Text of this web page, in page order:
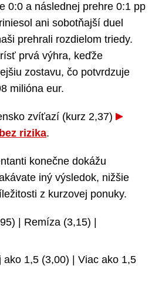
0:0 a následnej prehre 0:1 pp
ani sobotňajší duel
prehrali rozdielom triedy.
prvá výhra, keďže
zostavu, čo potvrdzuje
milióna eur.
zvíťazí (kurz 2,37)
rizika.
konečne dokážu
iný výsledok, nižšie
z kurzovej ponuky.
| Remíza (3,15) |
ako 1,5 (3,00) | Viac ako 1,5